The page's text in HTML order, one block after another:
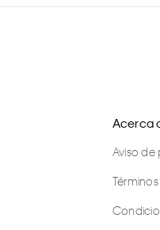
Acerca
Aviso de